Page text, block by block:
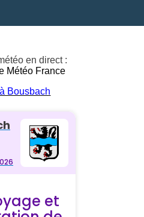
en direct :
Bousbach